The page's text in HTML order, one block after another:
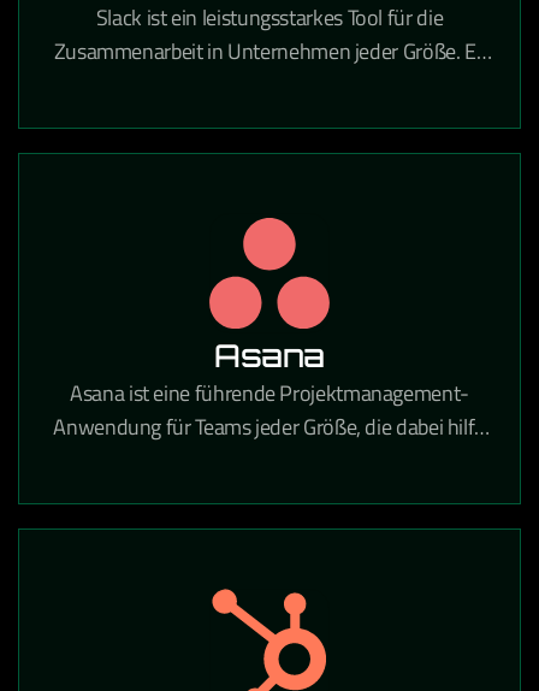
Slack ist ein leistungsstarkes Tool für die
Zusammenarbeit in Unternehmen jeder Größe. Es
Arbeit erledigen können – ganz gleich, ob Sie in
Unternehmen tätig sind.
Asana
Asana ist eine führende Projektmanagement-
Anwendung für Teams jeder Größe, die dabei hilft,
unklare Aufgaben und Kommunikationslücken der